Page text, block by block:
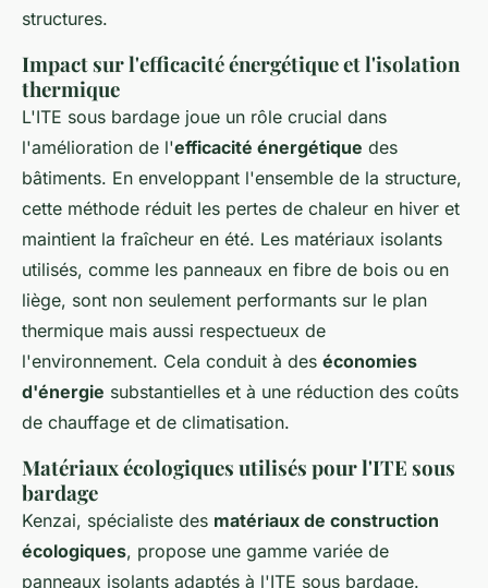
structures.
Impact sur l'efficacité énergétique et l'isolation
thermique
L'ITE sous bardage joue un rôle crucial dans
l'amélioration de l'efficacité énergétique des
bâtiments. En enveloppant l'ensemble de la structure,
cette méthode réduit les pertes de chaleur en hiver et
maintient la fraîcheur en été. Les matériaux isolants
utilisés, comme les panneaux en fibre de bois ou en
liège, sont non seulement performants sur le plan
thermique mais aussi respectueux de
l'environnement. Cela conduit à des économies
d'énergie substantielles et à une réduction des coûts
de chauffage et de climatisation.
Matériaux écologiques utilisés pour l'ITE sous
bardage
Kenzai, spécialiste des matériaux de construction
écologiques, propose une gamme variée de
panneaux isolants adaptés à l'ITE sous bardage.